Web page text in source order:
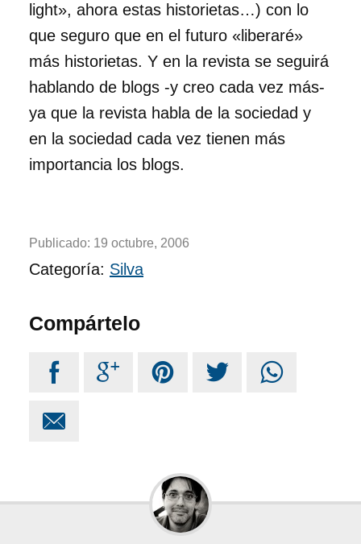
light», ahora estas historietas…) con lo
que seguro que en el futuro «liberaré»
más historietas. Y en la revista se seguirá
hablando de blogs -y creo cada vez más-
ya que la revista habla de la sociedad y
en la sociedad cada vez tienen más
importancia los blogs.
Publicado: 19 octubre, 2006
Categoría: Silva
Compártelo
    
